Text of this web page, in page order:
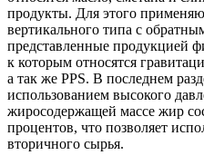
продукты. Для этого
вертикального типа с
представленные продукцией
к которым относятся
а так же PPS. В последнем
использованием высокого
жиросодержащей массе жир
процентов, что позволяет
вторичного сырья.